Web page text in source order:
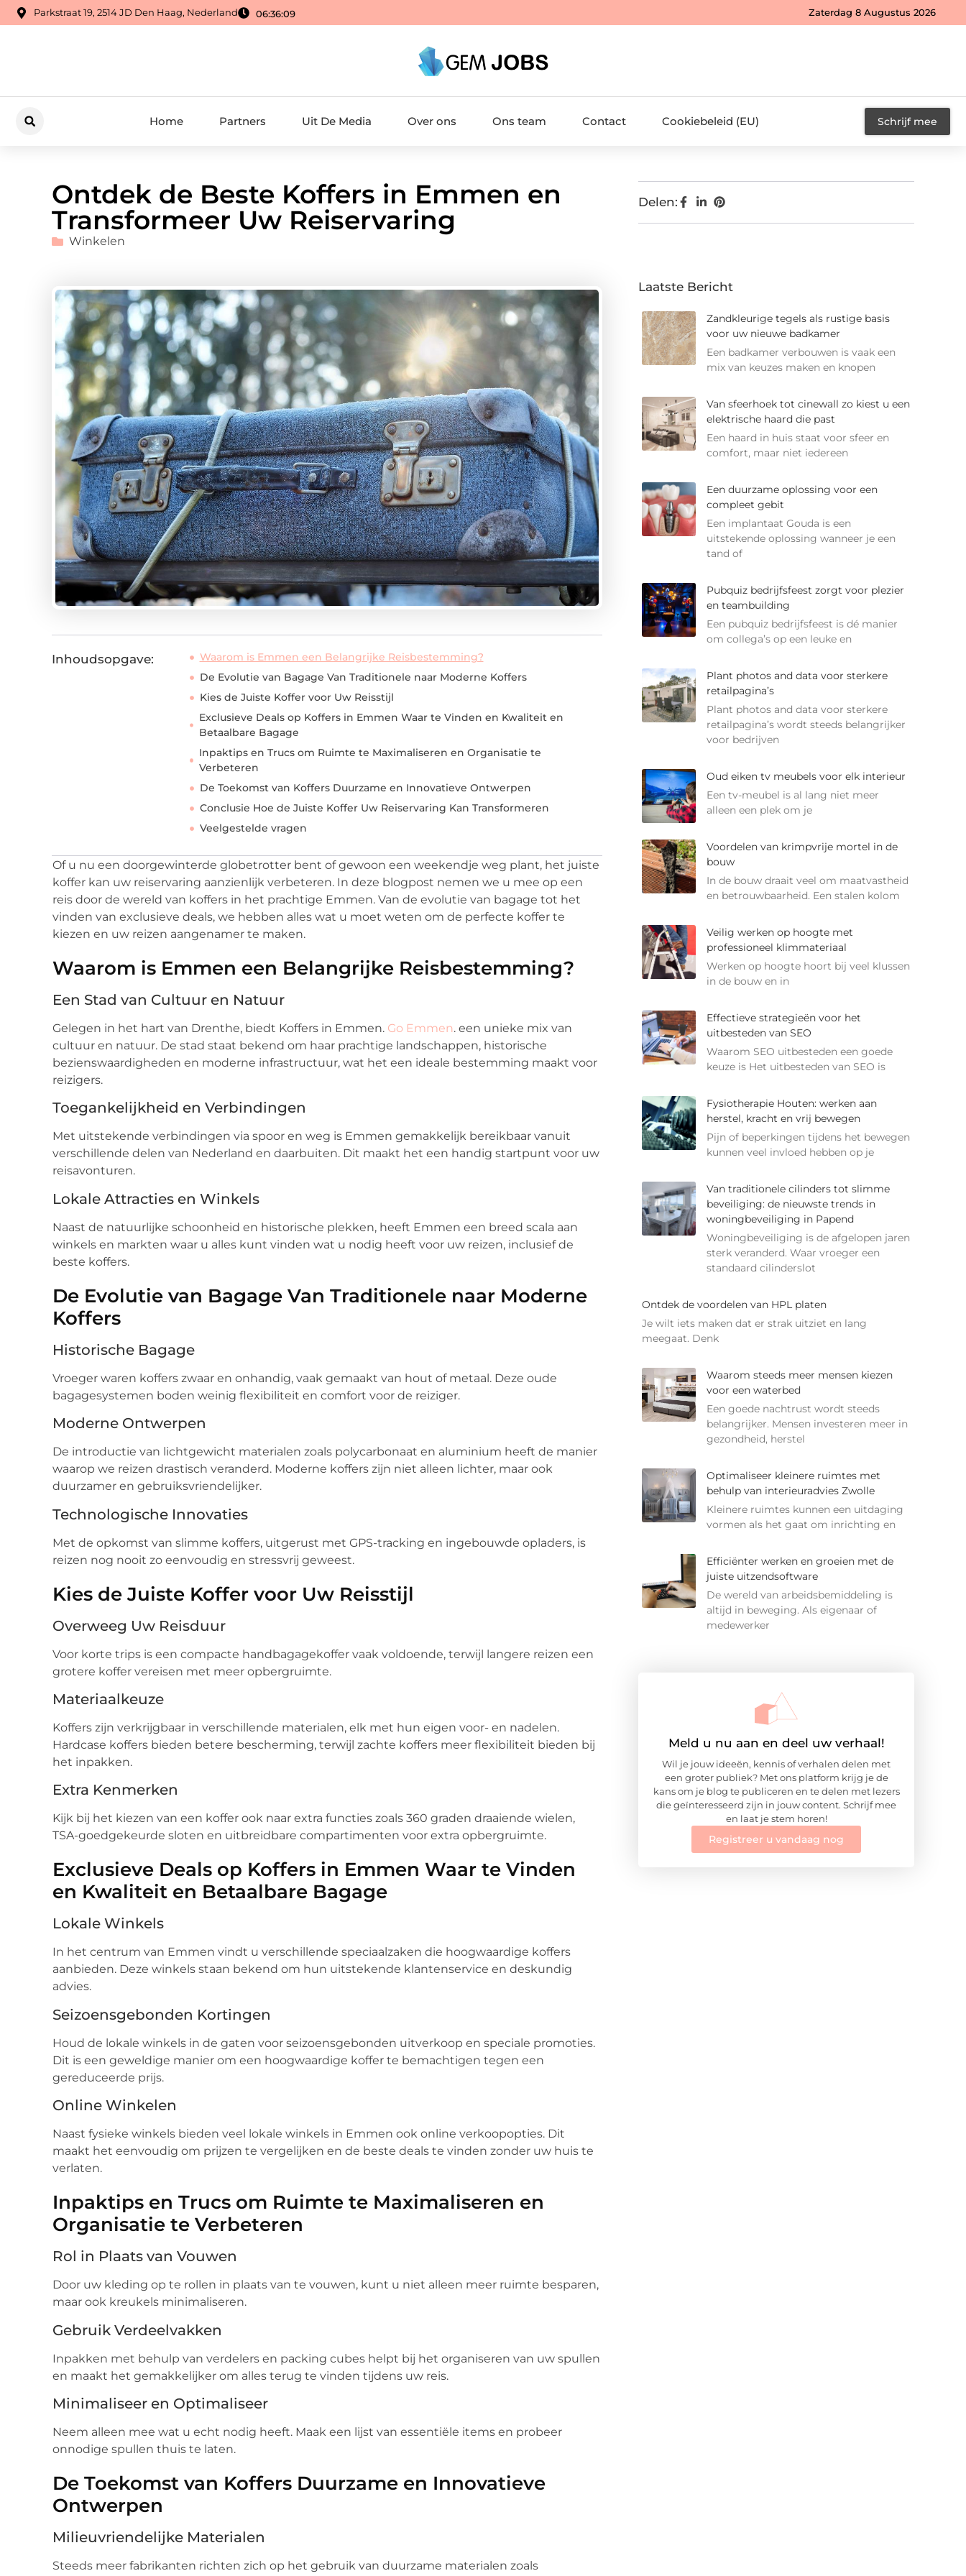
Parkstraat 19, 2514 JD Den Haag, Nederland 06:36:09 Zaterdag 8 Augustus 2026
Home Partners Uit De Media Over ons Ons team Contact Cookiebeleid (EU) Schrijf mee
Ontdek de Beste Koffers in Emmen en
Transformeer Uw Reiservaring
Winkelen
Inhoudsopgave:
Waarom is Emmen een Belangrijke Reisbestemming?
De Evolutie van Bagage Van Traditionele naar Moderne Koffers
Kies de Juiste Koffer voor Uw Reisstijl
Exclusieve Deals op Koffers in Emmen Waar te Vinden en Kwaliteit en
Betaalbare Bagage
Inpaktips en Trucs om Ruimte te Maximaliseren en Organisatie te
Verbeteren
De Toekomst van Koffers Duurzame en Innovatieve Ontwerpen
Conclusie Hoe de Juiste Koffer Uw Reiservaring Kan Transformeren
Veelgestelde vragen
Of u nu een doorgewinterde globetrotter bent of gewoon een weekendje weg plant, het juiste
koffer kan uw reiservaring aanzienlijk verbeteren. In deze blogpost nemen we u mee op een
reis door de wereld van koffers in het prachtige Emmen. Van de evolutie van bagage tot het
vinden van exclusieve deals, we hebben alles wat u moet weten om de perfecte koffer te
kiezen en uw reizen aangenamer te maken.
Waarom is Emmen een Belangrijke Reisbestemming?
Een Stad van Cultuur en Natuur
Gelegen in het hart van Drenthe, biedt Koffers in Emmen. Go Emmen. een unieke mix van
cultuur en natuur. De stad staat bekend om haar prachtige landschappen, historische
bezienswaardigheden en moderne infrastructuur, wat het een ideale bestemming maakt voor
reizigers.
Toegankelijkheid en Verbindingen
Met uitstekende verbindingen via spoor en weg is Emmen gemakkelijk bereikbaar vanuit
verschillende delen van Nederland en daarbuiten. Dit maakt het een handig startpunt voor uw
reisavonturen.
Lokale Attracties en Winkels
Naast de natuurlijke schoonheid en historische plekken, heeft Emmen een breed scala aan
winkels en markten waar u alles kunt vinden wat u nodig heeft voor uw reizen, inclusief de
beste koffers.
De Evolutie van Bagage Van Traditionele naar Moderne
Koffers
Historische Bagage
Vroeger waren koffers zwaar en onhandig, vaak gemaakt van hout of metaal. Deze oude
bagagesystemen boden weinig flexibiliteit en comfort voor de reiziger.
Moderne Ontwerpen
De introductie van lichtgewicht materialen zoals polycarbonaat en aluminium heeft de manier
waarop we reizen drastisch veranderd. Moderne koffers zijn niet alleen lichter, maar ook
duurzamer en gebruiksvriendelijker.
Technologische Innovaties
Met de opkomst van slimme koffers, uitgerust met GPS-tracking en ingebouwde opladers, is
reizen nog nooit zo eenvoudig en stressvrij geweest.
Kies de Juiste Koffer voor Uw Reisstijl
Overweeg Uw Reisduur
Voor korte trips is een compacte handbagagekoffer vaak voldoende, terwijl langere reizen een
grotere koffer vereisen met meer opbergruimte.
Materiaalkeuze
Koffers zijn verkrijgbaar in verschillende materialen, elk met hun eigen voor- en nadelen.
Hardcase koffers bieden betere bescherming, terwijl zachte koffers meer flexibiliteit bieden bij
het inpakken.
Extra Kenmerken
Kijk bij het kiezen van een koffer ook naar extra functies zoals 360 graden draaiende wielen,
TSA-goedgekeurde sloten en uitbreidbare compartimenten voor extra opbergruimte.
Exclusieve Deals op Koffers in Emmen Waar te Vinden
en Kwaliteit en Betaalbare Bagage
Lokale Winkels
In het centrum van Emmen vindt u verschillende speciaalzaken die hoogwaardige koffers
aanbieden. Deze winkels staan bekend om hun uitstekende klantenservice en deskundig
advies.
Seizoensgebonden Kortingen
Houd de lokale winkels in de gaten voor seizoensgebonden uitverkoop en speciale promoties.
Dit is een geweldige manier om een hoogwaardige koffer te bemachtigen tegen een
gereduceerde prijs.
Online Winkelen
Naast fysieke winkels bieden veel lokale winkels in Emmen ook online verkoopopties. Dit
maakt het eenvoudig om prijzen te vergelijken en de beste deals te vinden zonder uw huis te
verlaten.
Inpaktips en Trucs om Ruimte te Maximaliseren en
Organisatie te Verbeteren
Rol in Plaats van Vouwen
Door uw kleding op te rollen in plaats van te vouwen, kunt u niet alleen meer ruimte besparen,
maar ook kreukels minimaliseren.
Gebruik Verdeelvakken
Inpakken met behulp van verdelers en packing cubes helpt bij het organiseren van uw spullen
en maakt het gemakkelijker om alles terug te vinden tijdens uw reis.
Minimaliseer en Optimaliseer
Neem alleen mee wat u echt nodig heeft. Maak een lijst van essentiële items en probeer
onnodige spullen thuis te laten.
De Toekomst van Koffers Duurzame en Innovatieve
Ontwerpen
Milieuvriendelijke Materialen
Steeds meer fabrikanten richten zich op het gebruik van duurzame materialen zoals
Delen:
Laatste Bericht
Zandkleurige tegels als rustige basis
voor uw nieuwe badkamer
Een badkamer verbouwen is vaak een
mix van keuzes maken en knopen
Van sfeerhoek tot cinewall zo kiest u een
elektrische haard die past
Een haard in huis staat voor sfeer en
comfort, maar niet iedereen
Een duurzame oplossing voor een
compleet gebit
Een implantaat Gouda is een
uitstekende oplossing wanneer je een
tand of
Pubquiz bedrijfsfeest zorgt voor plezier
en teambuilding
Een pubquiz bedrijfsfeest is dé manier
om collega’s op een leuke en
Plant photos and data voor sterkere
retailpagina’s
Plant photos and data voor sterkere
retailpagina’s wordt steeds belangrijker
voor bedrijven
Oud eiken tv meubels voor elk interieur
Een tv-meubel is al lang niet meer
alleen een plek om je
Voordelen van krimpvrije mortel in de
bouw
In de bouw draait veel om maatvastheid
en betrouwbaarheid. Een stalen kolom
Veilig werken op hoogte met
professioneel klimmateriaal
Werken op hoogte hoort bij veel klussen
in de bouw en in
Effectieve strategieën voor het
uitbesteden van SEO
Waarom SEO uitbesteden een goede
keuze is Het uitbesteden van SEO is
Fysiotherapie Houten: werken aan
herstel, kracht en vrij bewegen
Pijn of beperkingen tijdens het bewegen
kunnen veel invloed hebben op je
Van traditionele cilinders tot slimme
beveiliging: de nieuwste trends in
woningbeveiliging in Papend
Woningbeveiliging is de afgelopen jaren
sterk veranderd. Waar vroeger een
standaard cilinderslot
Ontdek de voordelen van HPL platen
Je wilt iets maken dat er strak uitziet en lang
meegaat. Denk
Waarom steeds meer mensen kiezen
voor een waterbed
Een goede nachtrust wordt steeds
belangrijker. Mensen investeren meer in
gezondheid, herstel
Optimaliseer kleinere ruimtes met
behulp van interieuradvies Zwolle
Kleinere ruimtes kunnen een uitdaging
vormen als het gaat om inrichting en
Efficiënter werken en groeien met de
juiste uitzendsoftware
De wereld van arbeidsbemiddeling is
altijd in beweging. Als eigenaar of
medewerker
Meld u nu aan en deel uw verhaal!
Wil je jouw ideeën, kennis of verhalen delen met
een groter publiek? Met ons platform krijg je de
kans om je blog te publiceren en te delen met lezers
die geïnteresseerd zijn in jouw content. Schrijf mee
en laat je stem horen!
Registreer u vandaag nog